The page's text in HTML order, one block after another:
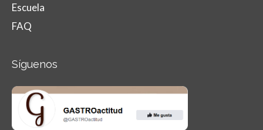
Escuela
FAQ
Síguenos